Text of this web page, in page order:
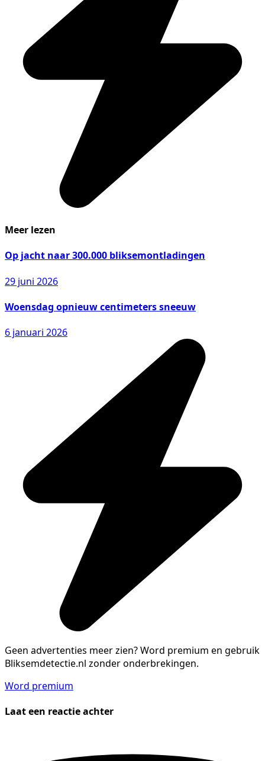
Meer lezen
Op jacht naar 300.000 bliksemontladingen
29 juni 2026
Woensdag opnieuw centimeters sneeuw
6 januari 2026
Geen advertenties meer zien?Word premium en gebruik
Bliksemdetectie.nl zonder onderbrekingen.
Word premium
Laat een reactie achter